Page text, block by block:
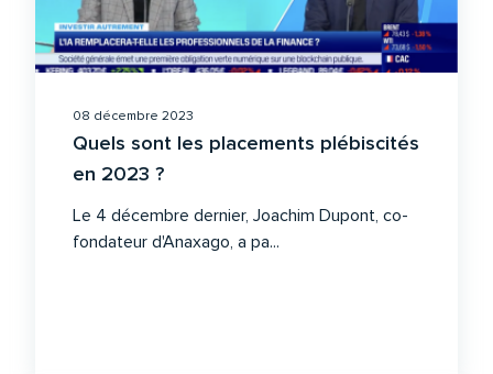
08 décembre 2023
Quels sont les placements plébiscités
en 2023 ?
Le 4 décembre dernier, Joachim Dupont, co-
fondateur d'Anaxago, a pa...